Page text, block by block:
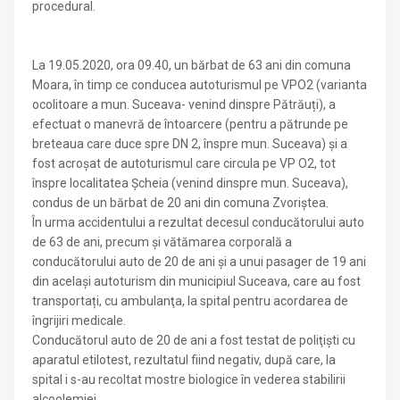
procedural.
La 19.05.2020, ora 09.40, un bărbat de 63 ani din comuna
Moara, în timp ce conducea autoturismul pe VPO2 (varianta
ocolitoare a mun. Suceava- venind dinspre Pătrăuți), a
efectuat o manevră de întoarcere (pentru a pătrunde pe
breteaua care duce spre DN 2, înspre mun. Suceava) și a
fost acroșat de autoturismul care circula pe VP O2, tot
înspre localitatea Șcheia (venind dinspre mun. Suceava),
condus de un bărbat de 20 ani din comuna Zvoriștea.
În urma accidentului a rezultat decesul conducătorului auto
de 63 de ani, precum și vătămarea corporală a
conducătorului auto de 20 de ani și a unui pasager de 19 ani
din același autoturism din municipiul Suceava, care au fost
transportați, cu ambulanţa, la spital pentru acordarea de
îngrijiri medicale.
Conducătorul auto de 20 de ani a fost testat de poliţişti cu
aparatul etilotest, rezultatul fiind negativ, după care, la
spital i s-au recoltat mostre biologice în vederea stabilirii